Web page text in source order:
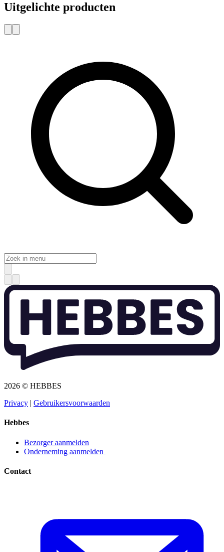
Uitgelichte producten
2026 © HEBBES
Privacy​​​​‌ ‍ ​‍​‍‌‍ ‌ ​‍‌‍‍‌‌‍‌ ‌‍‍‌‌‍ ‍​‍​‍​ ‍‍​‍​‍‌ ​ ‌‍​‌‌‍ ‍‌‍‍‌‌ ‌​‌ ‍‌​‍ ‍‌‍‍‌‌‍ ​‍​‍​‍ ​​‍​‍‌‍‍​‌ ​‍‌‍‌‌‌‍‌‍​‍​‍​ ‍‍​‍​‍‌‍‍​‌ ‌​‌ ‌​‌ ​​​ ‍‍​‍ ​‍ ‌‍ ​‌‍ ‌‍​ ‌‍​‌‌‍ ​‌‍‍​‌‍ ‌ ​ ‌ ‌​​ ‍‍​ ​ ​ ​ ​ ​ ​ ​ ​‍ ‌‍‍‌‌‍ ‍‌ ‌​‌‍‌‌‌‍ ‍‌ ‌​​‍ ‌‍‌‌‌‍‌​‌‍‍‌‌ ‌​​‍ ‌‍ ‌‌‍ ‌‍‌​‌‍‌‌​ ‌‌ ​​‌ ​‍‌‍‌‌‌ ​ ‌‍‌‌‌‍ ‍‌ ‌​‌‍​‌‌ ‌​‌‍‍‌‌‍ ‌‍ ‍​ ‍ ‌‍‍‌‌‍‌​​ ‌‌‍‌ ‌‍ ​‌‍ ‌‍​‍‌‍​‌‌‍ ​​ ‍ ‌ ‌​‌ ‍‌‌ ​​‌‍‌‌​ ‌‌‍‌ ‌‍ ​‌‍ ‌‍​‍‌‍​‌‌‍ ​​ ‍ ‌ ​​‌‍​‌‌ ‌​‌‍‍​​ ‌‌‍‌‍‌‍ ‌‍ ‌ ‌​‌‍‌‌‌ ​‍​‍ ‍‌‍ ​‌‍‌‌‌‍‌ ‌‍​‌‌‍ ​​‍‌‌​ ‌‌‌​​‍‌‌ ‌‍‍ ‌‍‌‌‌ ‍‌​‍‌‌​ ​ ‌​‌​​‍‌‌​ ​ ‌​‌​​‍‌‌​ ​‍​ ​‍​ ​‌​ ‍​‌‍‌‌​ ‌‍‌‍‌​‌‍‌‌‌‍‌‌​ ‌‍​ ​ ​ ‍‌​ ‌‌​ ‌​​‍‌‌​ ​‍​ ​‍​‍‌‌​ ‌‌‌​‌​​‍ ‍‌‍ ​‌‍​‌‌‍​‍‌‍‌‌‌‍ ​​ ‌‍​‍‌‍​‌‌ ​ ‌‍‌‌‌‌‌‌‌ ​‍‌‍ ​​ ‌‌‍‍​‌ ‌​‌ ‌​‌ ​​​‍‌‌​ ​ ‌​​‌​‍‌‌​ ​‍‌​‌‍​‍‌‌​ ​‍‌​‌‍‌‍ ​‌‍ ‌‍​ ‌‍​‌‌‍ ​‌‍‍​‌‍ ‌ ​ ‌ ‌​​‍‌‌​ ​ ‌​​‌​ ​ ​ ​ ​ ​ ​ ​ ​‍‌‍‌‍‍‌‌‍‌​​ ‌‌‍‌ ‌‍ ​‌‍ ‌‍​‍‌‍​‌‌‍ ​​‍‌‍‌ ‌​‌ ‍‌‌ ​​‌‍‌‌​ ‌‌‍‌ ‌‍ ​‌‍ ‌‍​‍‌‍​‌‌‍ ​​‍‌‍‌ ​​‌‍​‌‌ ‌​‌‍‍​​ ‌‌‍‌‍‌‍ ‌‍ ‌ ‌​‌‍‌‌‌ ​‍​‍ ‍‌‍ ​‌‍‌‌‌‍‌ ‌‍​‌‌‍ ​​‍‌‌​ ‌‌‌​​‍‌‌ ‌‍‍ ‌‍‌‌‌ ‍‌​‍‌‌​ ​ ‌​‌​​‍‌‌​ ​ ‌​‌​​‍‌‌​ ​‍​ ​‍​ ​‌​ ‍​‌‍‌‌​ ‌‍‌‍‌​‌‍‌‌‌‍‌‌​ ‌‍​ ​ ​ ‍‌​ ‌‌​ ‌​​‍‌‌​ ​‍​ ​‍​‍‌‌​ ‌‌‌​‌​​‍ ‍‌‍ ​‌‍​‌‌‍​‍‌‍‌‌‌‍ ​​‍‌‍‌ ​​‌‍‌‌‌ ​‍‌ ​ ‌ ​​‌‍‌‌‌‍​ ‌ ‌​‌‍‍‌‌ ‌‍‌‍‌‌​ ‌‌ ​​‌ ‌‌‌‍​‍‌‍ ​‌‍‍‌‌ ​ ‌‍‍​‌‍‌‌‌‍‌​​‍​‍‌ ‌ | Gebruikersvoorwaarden​​​​‌ ‍ ​‍​‍‌‍ ‌ ​‍‌‍‍‌‌‍‌ ‌‍‍‌‌‍ ‍​‍​‍​ ‍‍​‍​‍‌ ​ ‌‍​‌‌‍ ‍‌‍‍‌‌ ‌​‌ ‍‌​‍ ‍‌‍‍‌‌‍ ​‍​‍​‍ ​​‍​‍‌‍‍​‌ ​‍‌‍‌‌‌‍‌‍​‍​‍​ ‍‍​‍​‍‌‍‍​‌ ‌​‌ ‌​‌ ​​​ ‍‍​‍ ​‍ ‌‍ ​‌‍ ‌‍​ ‌‍​‌‌‍ ​‌‍‍​‌‍ ‌ ​ ‌ ‌​​ ‍‍​ ​ ​ ​ ​ ​ ​ ​ ​‍ ‌‍‍‌‌‍ ‍‌ ‌​‌‍‌‌‌‍ ‍‌ ‌​​‍ ‌‍‌‌‌‍‌​‌‍‍‌‌ ‌​​‍ ‌‍ ‌‌‍ ‌‍‌​‌‍‌‌​ ‌‌ ​​‌ ​‍‌‍‌‌‌ ​ ‌‍‌‌‌‍ ‍‌ ‌​‌‍​‌‌ ‌​‌‍‍‌‌‍ ‌‍ ‍​ ‍ ‌‍‍‌‌‍‌​​ ‌‌‍‌ ‌‍ ​‌‍ ‌‍​‍‌‍​‌‌‍ ​​ ‍ ‌ ‌​‌ ‍‌‌ ​​‌‍‌‌​ ‌‌‍‌ ‌‍ ​‌‍ ‌‍​‍‌‍​‌‌‍ ​​ ‍ ‌ ​​‌‍​‌‌ ‌​‌‍‍​​ ‌‌‍‌‍‌‍ ‌‍ ‌ ‌​‌‍‌‌‌ ​‍​‍ ‍‌‍ ​‌‍‌‌‌‍‌ ‌‍​‌‌‍ ​​‍‌‌​ ‌‌‌​​‍‌‌ ‌‍‍ ‌‍‌‌‌ ‍‌​‍‌‌​ ​ ‌​‌​​‍‌‌​ ​ ‌​‌​​‍‌‌​ ​‍​ ​‍​ ​​‌‍​ ‌‍‌‍​ ‌‍​ ‌​‌‍‌​​ ​ ‌‍‌‌​ ​ ​ ​‌​ ‍‌​ ​‍​‍‌‌​ ​‍​ ​‍​‍‌‌​ ‌‌‌​‌​​‍ ‍‌‍ ​‌‍​‌‌‍​‍‌‍‌‌‌‍ ​​ ‌‍​‍‌‍​‌‌ ​ ‌‍‌‌‌‌‌‌‌ ​‍‌‍ ​​ ‌‌‍‍​‌ ‌​‌ ‌​‌ ​​​‍‌‌​ ​ ‌​​‌​‍‌‌​ ​‍‌​‌‍​‍‌‌​ ​‍‌​‌‍‌‍ ​‌‍ ‌‍​ ‌‍​‌‌‍ ​‌‍‍​‌‍ ‌ ​ ‌ ‌​​‍‌‌​ ​ ‌​​‌​ ​ ​ ​ ​ ​ ​ ​ ​‍‌‍‌‍‍‌‌‍‌​​ ‌‌‍‌ ‌‍ ​‌‍ ‌‍​‍‌‍​‌‌‍ ​​‍‌‍‌ ‌​‌ ‍‌‌ ​​‌‍‌‌​ ‌‌‍‌ ‌‍ ​‌‍ ‌‍​‍‌‍​‌‌‍ ​​‍‌‍‌ ​​‌‍​‌‌ ‌​‌‍‍​​ ‌‌‍‌‍‌‍ ‌‍ ‌ ‌​‌‍‌‌‌ ​‍​‍ ‍‌‍ ​‌‍‌‌‌‍‌ ‌‍​‌‌‍ ​​‍‌‌​ ‌‌‌​​‍‌‌ ‌‍‍ ‌‍‌‌‌ ‍‌​‍‌‌​ ​ ‌​‌​​‍‌‌​ ​ ‌​‌​​‍‌‌​ ​‍​ ​‍​ ​​‌‍​ ‌‍‌‍​ ‌‍​ ‌​‌‍‌​​ ​ ‌‍‌‌​ ​ ​ ​‌​ ‍‌​ ​‍​‍‌‌​ ​‍​ ​‍​‍‌‌​ ‌‌‌​‌​​‍ ‍‌‍ ​‌‍​‌‌‍​‍‌‍‌‌‌‍ ​​‍‌‍‌ ​​‌‍‌‌‌ ​‍‌ ​ ‌ ​​‌‍‌‌‌‍​ ‌ ‌​‌‍‍‌‌ ‌‍‌‍‌‌​ ‌‌ ​​‌ ‌‌‌‍​‍‌‍ ​‌‍‍‌‌ ​ ‌‍‍​‌‍‌‌‌‍‌​​‍​‍‌ ‌
Hebbes
Bezorger aanmelden​​​​‌ ‍ ​‍​‍‌‍ ‌ ​‍‌‍‍‌‌‍‌ ‌‍‍‌‌‍ ‍​‍​‍​ ‍‍​‍​‍‌ ​ ‌‍​‌‌‍ ‍‌‍‍‌‌ ‌​‌ ‍‌​‍ ‍‌‍‍‌‌‍ ​‍​‍​‍ ​​‍​‍‌‍‍​‌ ​‍‌‍‌‌‌‍‌‍​‍​‍​ ‍‍​‍​‍‌‍‍​‌ ‌​‌ ‌​‌ ​​​ ‍‍​‍ ​‍ ‌‍ ​‌‍ ‌‍​ ‌‍​‌‌‍ ​‌‍‍​‌‍ ‌ ​ ‌ ‌​​ ‍‍​ ​ ​ ​ ​ ​ ​ ​ ​‍ ‌‍‍‌‌‍ ‍‌ ‌​‌‍‌‌‌‍ ‍‌ ‌​​‍ ‌‍‌‌‌‍‌​‌‍‍‌‌ ‌​​‍ ‌‍ ‌‌‍ ‌‍‌​‌‍‌‌​ ‌‌ ​​‌ ​‍‌‍‌‌‌ ​ ‌‍‌‌‌‍ ‍‌ ‌​‌‍​‌‌ ‌​‌‍‍‌‌‍ ‌‍ ‍​ ‍ ‌‍‍‌‌‍‌​​ ‌‌‍‌ ‌‍ ​‌‍ ‌‍​‍‌‍​‌‌‍ ​​ ‍ ‌ ‌​‌ ‍‌‌ ​​‌‍‌‌​ ‌‌‍‌ ‌‍ ​‌‍ ‌‍​‍‌‍​‌‌‍ ​​ ‍ ‌ ​​‌‍​‌‌ ‌​‌‍‍​​ ‌‌‍‌‍‌‍ ‌‍ ‌ ‌​‌‍‌‌‌ ​‍​‍ ‍‌ ​​‌‍​‌‌‍‌ ‌‍‌‌‌ ​ ​‍‌‌​ ‌‌‌​​‍‌‌ ‌‍‍ ‌‍‌‌‌ ‍‌​‍‌‌​ ​ ‌​‌​​‍‌‌​ ​ ‌​‌​​‍‌‌​ ​‍​ ​‍​ ‌ ​ ​‌‌‍​‍‌‍​ ​ ‌‌​ ‌ ​ ​‌​ ​‍​ ‌​​ ​​‌‍‌‌​ ‍‌​‍‌‌​ ​‍​ ​‍​‍‌‌​ ‌‌‌​‌​​‍ ‍‌‍ ​‌‍​‌‌‍​‍‌‍‌‌‌‍ ​​ ‌‍​‍‌‍​‌‌ ​ ‌‍‌‌‌‌‌‌‌ ​‍‌‍ ​​ ‌‌‍‍​‌ ‌​‌ ‌​‌ ​​​‍‌‌​ ​ ‌​​‌​‍‌‌​ ​‍‌​‌‍​‍‌‌​ ​‍‌​‌‍‌‍ ​‌‍ ‌‍​ ‌‍​‌‌‍ ​‌‍‍​‌‍ ‌ ​ ‌ ‌​​‍‌‌​ ​ ‌​​‌​ ​ ​ ​ ​ ​ ​ ​ ​‍‌‍‌‍‍‌‌‍‌​​ ‌‌‍‌ ‌‍ ​‌‍ ‌‍​‍‌‍​‌‌‍ ​​‍‌‍‌ ‌​‌ ‍‌‌ ​​‌‍‌‌​ ‌‌‍‌ ‌‍ ​‌‍ ‌‍​‍‌‍​‌‌‍ ​​‍‌‍‌ ​​‌‍​‌‌ ‌​‌‍‍​​ ‌‌‍‌‍‌‍ ‌‍ ‌ ‌​‌‍‌‌‌ ​‍​‍ ‍‌ ​​‌‍​‌‌‍‌ ‌‍‌‌‌ ​ ​‍‌‌​ ‌‌‌​​‍‌‌ ‌‍‍ ‌‍‌‌‌ ‍‌​‍‌‌​ ​ ‌​‌​​‍‌‌​ ​ ‌​‌​​‍‌‌​ ​‍​ ​‍​ ‌ ​ ​‌‌‍​‍‌‍​ ​ ‌‌​ ‌ ​ ​‌​ ​‍​ ‌​​ ​​‌‍‌‌​ ‍‌​‍‌‌​ ​‍​ ​‍​‍‌‌​ ‌‌‌​‌​​‍ ‍‌‍ ​‌‍​‌‌‍​‍‌‍‌‌‌‍ ​​‍‌‍‌ ​​‌‍‌‌‌ ​‍‌ ​ ‌ ​​‌‍‌‌‌‍​ ‌ ‌​‌‍‍‌‌ ‌‍‌‍‌‌​ ‌‌ ​​‌ ‌‌‌‍​‍‌‍ ​‌‍‍‌‌ ​ ‌‍‍​‌‍‌‌‌‍‌​​‍​‍‌ ‌
Onderneming aanmelden ​​​​‌ ‍ ​‍​‍‌‍ ‌ ​‍‌‍‍‌‌‍‌ ‌‍‍‌‌‍ ‍​‍​‍​ ‍‍​‍​‍‌ ​ ‌‍​‌‌‍ ‍‌‍‍‌‌ ‌​‌ ‍‌​‍ ‍‌‍‍‌‌‍ ​‍​‍​‍ ​​‍​‍‌‍‍​‌ ​‍‌‍‌‌‌‍‌‍​‍​‍​ ‍‍​‍​‍‌‍‍​‌ ‌​‌ ‌​‌ ​​​ ‍‍​‍ ​‍ ‌‍ ​‌‍ ‌‍​ ‌‍​‌‌‍ ​‌‍‍​‌‍ ‌ ​ ‌ ‌​​ ‍‍​ ​ ​ ​ ​ ​ ​ ​ ​‍ ‌‍‍‌‌‍ ‍‌ ‌​‌‍‌‌‌‍ ‍‌ ‌​​‍ ‌‍‌‌‌‍‌​‌‍‍‌‌ ‌​​‍ ‌‍ ‌‌‍ ‌‍‌​‌‍‌‌​ ‌‌ ​​‌ ​‍‌‍‌‌‌ ​ ‌‍‌‌‌‍ ‍‌ ‌​‌‍​‌‌ ‌​‌‍‍‌‌‍ ‌‍ ‍​ ‍ ‌‍‍‌‌‍‌​​ ‌‌‍‌ ‌‍ ​‌‍ ‌‍​‍‌‍​‌‌‍ ​​ ‍ ‌ ‌​‌ ‍‌‌ ​​‌‍‌‌​ ‌‌‍‌ ‌‍ ​‌‍ ‌‍​‍‌‍​‌‌‍ ​​ ‍ ‌ ​​‌‍​‌‌ ‌​‌‍‍​​ ‌‌‍‌‍‌‍ ‌‍ ‌ ‌​‌‍‌‌‌ ​‍​‍ ‍‌ ​​‌‍​‌‌‍‌ ‌‍‌‌‌ ​ ​‍‌‌​ ‌‌‌​​‍‌‌ ‌‍‍ ‌‍‌‌‌ ‍‌​‍‌‌​ ​ ‌​‌​​‍‌‌​ ​ ‌​‌​​‍‌‌​ ​‍​ ​‍​ ‌ ​ ‌ ​ ‍‌​ ​ ​ ​‌‌‍​ ‌‍​‌​ ‌‍​ ​‌‌‍​‍​ ‌‍‌‍​ ​‍‌‌​ ​‍​ ​‍​‍‌‌​ ‌‌‌​‌​​‍ ‍‌‍ ​‌‍​‌‌‍​‍‌‍‌‌‌‍ ​​ ‌‍​‍‌‍​‌‌ ​ ‌‍‌‌‌‌‌‌‌ ​‍‌‍ ​​ ‌‌‍‍​‌ ‌​‌ ‌​‌ ​​​‍‌‌​ ​ ‌​​‌​‍‌‌​ ​‍‌​‌‍​‍‌‌​ ​‍‌​‌‍‌‍ ​‌‍ ‌‍​ ‌‍​‌‌‍ ​‌‍‍​‌‍ ‌ ​ ‌ ‌​​‍‌‌​ ​ ‌​​‌​ ​ ​ ​ ​ ​ ​ ​ ​‍‌‍‌‍‍‌‌‍‌​​ ‌‌‍‌ ‌‍ ​‌‍ ‌‍​‍‌‍​‌‌‍ ​​‍‌‍‌ ‌​‌ ‍‌‌ ​​‌‍‌‌​ ‌‌‍‌ ‌‍ ​‌‍ ‌‍​‍‌‍​‌‌‍ ​​‍‌‍‌ ​​‌‍​‌‌ ‌​‌‍‍​​ ‌‌‍‌‍‌‍ ‌‍ ‌ ‌​‌‍‌‌‌ ​‍​‍ ‍‌ ​​‌‍​‌‌‍‌ ‌‍‌‌‌ ​ ​‍‌‌​ ‌‌‌​​‍‌‌ ‌‍‍ ‌‍‌‌‌ ‍‌​‍‌‌​ ​ ‌​‌​​‍‌‌​ ​ ‌​‌​​‍‌‌​ ​‍​ ​‍​ ‌ ​ ‌ ​ ‍‌​ ​ ​ ​‌‌‍​ ‌‍​‌​ ‌‍​ ​‌‌‍​‍​ ‌‍‌‍​ ​‍‌‌​ ​‍​ ​‍​‍‌‌​ ‌‌‌​‌​​‍ ‍‌‍ ​‌‍​‌‌‍​‍‌‍‌‌‌‍ ​​‍‌‍‌ ​​‌‍‌‌‌ ​‍‌ ​ ‌ ​​‌‍‌‌‌‍​ ‌ ‌​‌‍‍‌‌ ‌‍‌‍‌‌​ ‌‌ ​​‌ ‌‌‌‍​‍‌‍ ​‌‍‍‌‌ ​ ‌‍‍​‌‍‌‌‌‍‌​​‍​‍‌ ‌
Contact